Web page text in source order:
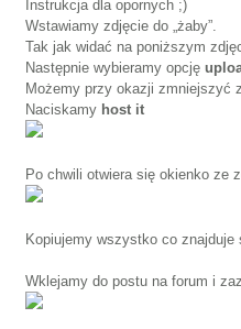
Instrukcja dla opornych ;)
Wstawiamy zdjęcie do „żaby”.
Tak jak widać na poniższym
Następnie wybieramy opcję
Możemy przy okazji zmniejszyć
Naciskamy host it
Po chwili otwiera się okienko ze
Kopiujemy wszystko co
Wklejamy do postu na forum i